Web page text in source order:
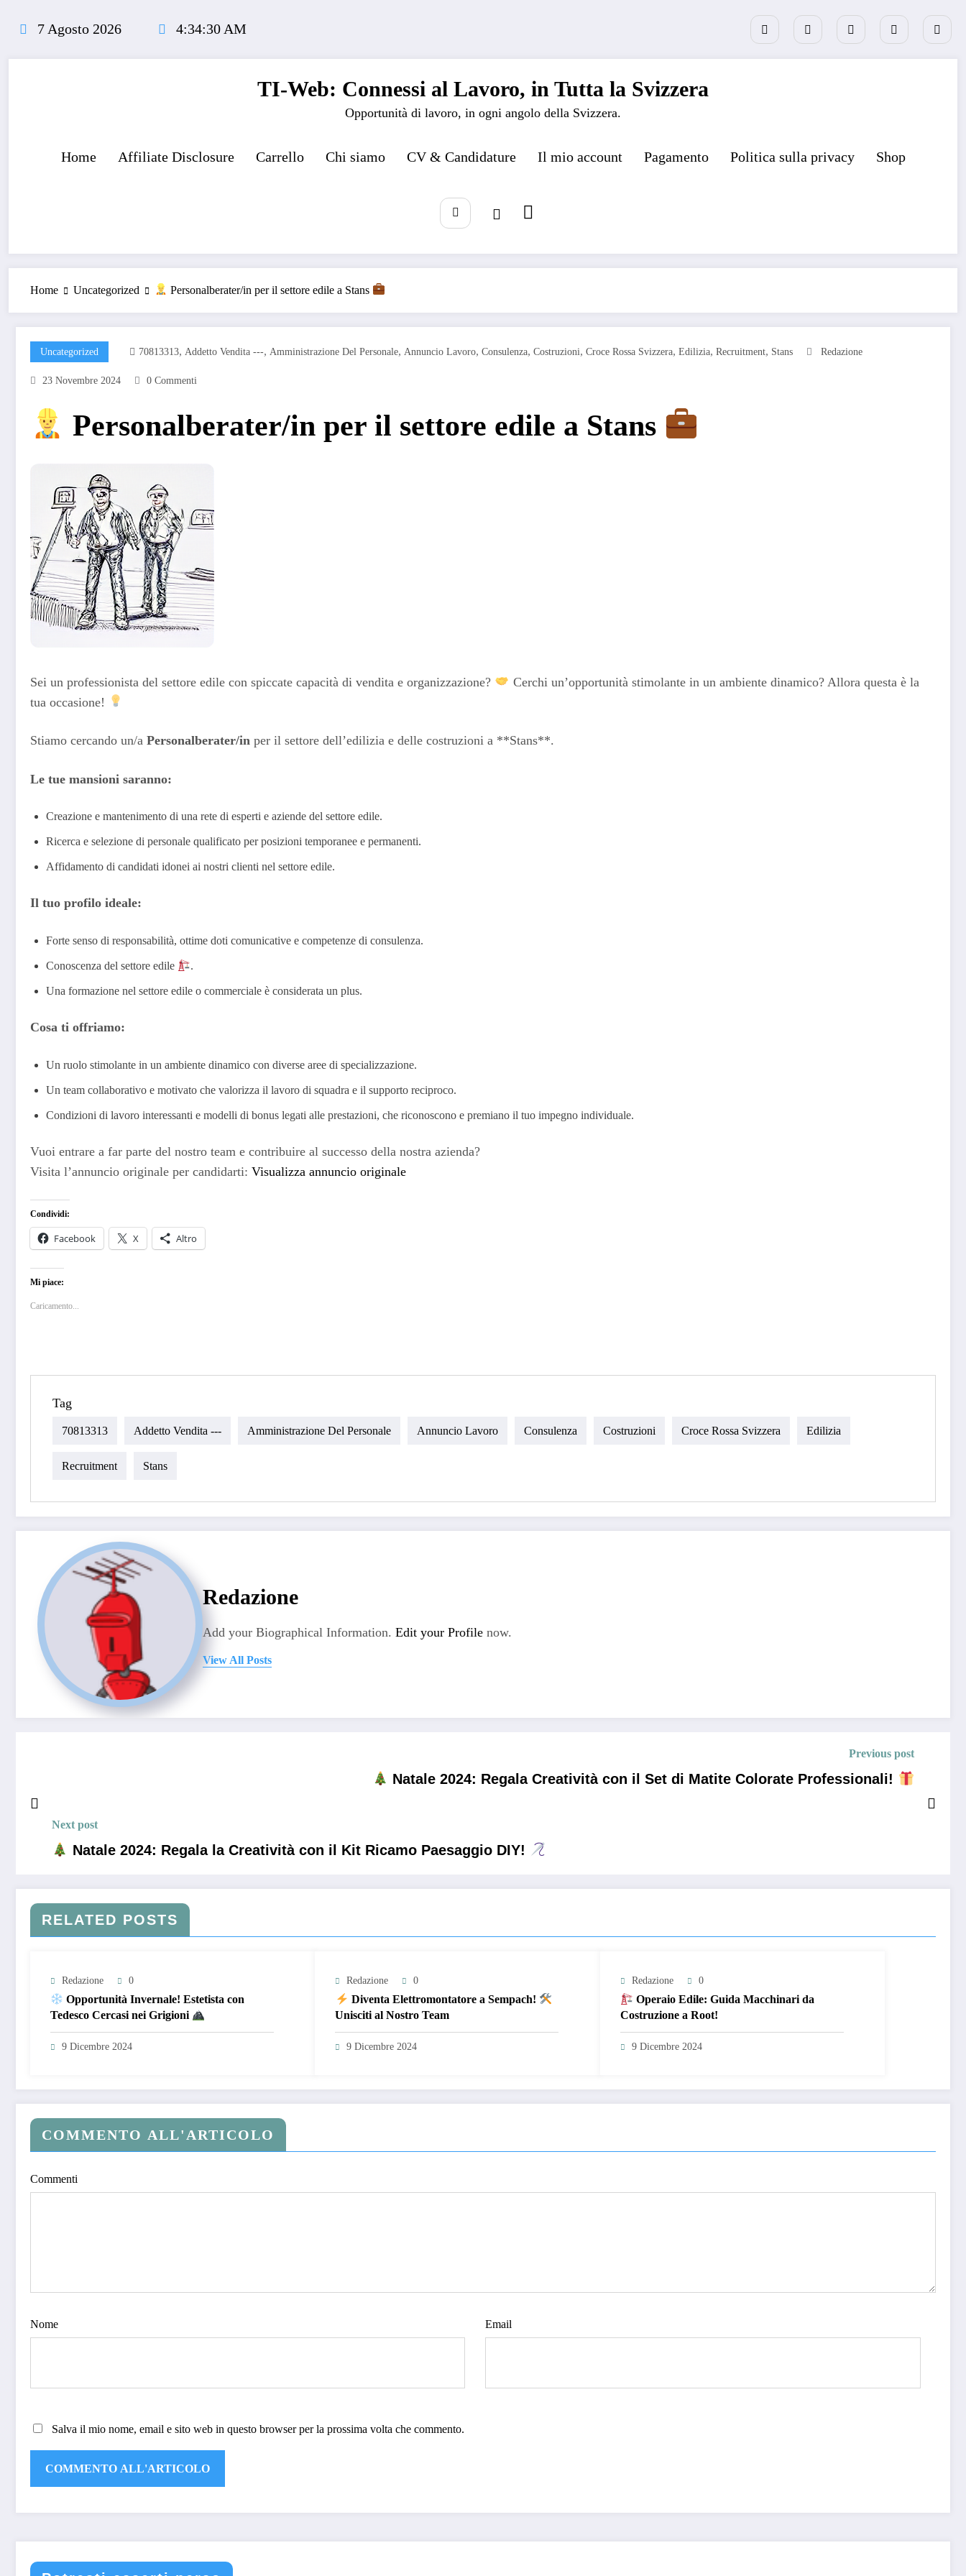
7 Agosto 2026 4:34:31 AM
TI-Web: Connessi al Lavoro, in Tutta la Svizzera
Opportunità di lavoro, in ogni angolo della Svizzera.
Home Affiliate Disclosure Carrello Chi siamo CV & Candidature Il mio account Pagamento Politica sulla privacy Shop
Home Uncategorized Personalberater/in per il settore edile a Stans
Uncategorized 70813313, Addetto Vendita ---, Amministrazione Del Personale, Annuncio Lavoro, Consulenza, Costruzioni, Croce Rossa Svizzera, Edilizia, Recruitment, Stans Redazione
23 Novembre 2024 0 Commenti
Personalberater/in per il settore edile a Stans
Sei un professionista del settore edile con spiccate capacità di vendita e organizzazione?
Cerchi un’opportunità stimolante in un ambiente dinamico? Allora questa è la
tua occasione!
Stiamo cercando un/a Personalberater/in per il settore dell’edilizia e delle costruzioni a **Stans**.
Le tue mansioni saranno:
Creazione e mantenimento di una rete di esperti e aziende del settore edile.
Ricerca e selezione di personale qualificato per posizioni temporanee e permanenti.
Affidamento di candidati idonei ai nostri clienti nel settore edile.
Il tuo profilo ideale:
Forte senso di responsabilità, ottime doti comunicative e competenze di consulenza.
Conoscenza del settore edile .
Una formazione nel settore edile o commerciale è considerata un plus.
Cosa ti offriamo:
Un ruolo stimolante in un ambiente dinamico con diverse aree di specializzazione.
Un team collaborativo e motivato che valorizza il lavoro di squadra e il supporto reciproco.
Condizioni di lavoro interessanti e modelli di bonus legati alle prestazioni, che riconoscono e premiano il tuo impegno individuale.
Vuoi entrare a far parte del nostro team e contribuire al successo della nostra azienda?
Visita l’annuncio originale per candidarti: Visualizza annuncio originale
Condividi:
Facebook X Altro
Mi piace:
Caricamento...
Tag
70813313 Addetto Vendita --- Amministrazione Del Personale Annuncio Lavoro Consulenza Costruzioni Croce Rossa Svizzera Edilizia
Recruitment Stans
Redazione
Add your Biographical Information. Edit your Profile now.
View All Posts
Previous post
Natale 2024: Regala Creatività con il Set di Matite Colorate Professionali!
Next post
Natale 2024: Regala la Creatività con il Kit Ricamo Paesaggio DIY!
RELATED POSTS
Redazione 0
Opportunità Invernale! Estetista con
Tedesco Cercasi nei Grigioni
9 Dicembre 2024
Redazione 0
Diventa Elettromontatore a Sempach!
Unisciti al Nostro Team
9 Dicembre 2024
Redazione 0
Operaio Edile: Guida Macchinari da
Costruzione a Root!
9 Dicembre 2024
COMMENTO ALL'ARTICOLO
Commenti
Nome Email
Salva il mio nome, email e sito web in questo browser per la prossima volta che commento.